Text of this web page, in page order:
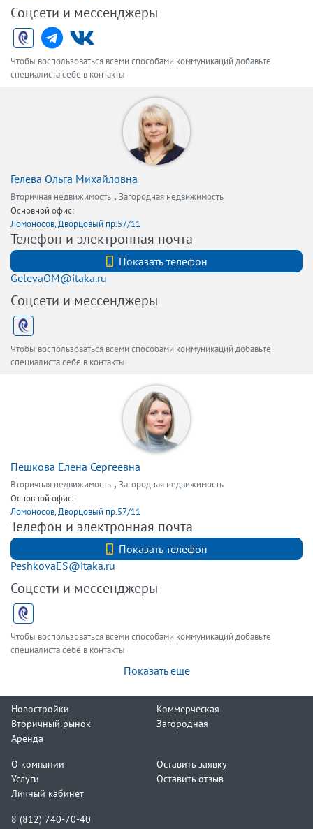
Соцсети и мессенджеры
Чтобы воспользоваться всеми способами коммуникаций добавьте
специалиста себе в контакты
Гелева Ольга Михайловна
Вторичная недвижимость , Загородная недвижимость
Основной офис:
Ломоносов, Дворцовый пр.57/11
Телефон и электронная почта
Показать телефон
GelevaOM@itaka.ru
Соцсети и мессенджеры
Чтобы воспользоваться всеми способами коммуникаций добавьте
специалиста себе в контакты
Пешкова Елена Сергеевна
Вторичная недвижимость , Загородная недвижимость
Основной офис:
Ломоносов, Дворцовый пр.57/11
Телефон и электронная почта
Показать телефон
PeshkovaES@itaka.ru
Соцсети и мессенджеры
Чтобы воспользоваться всеми способами коммуникаций добавьте
специалиста себе в контакты
Показать еще
Новостройки
Вторичный рынок
Аренда
Коммерческая
Загородная
О компании
Услуги
Личный кабинет
Оставить заявку
Оставить отзыв
8 (812) 740-70-40